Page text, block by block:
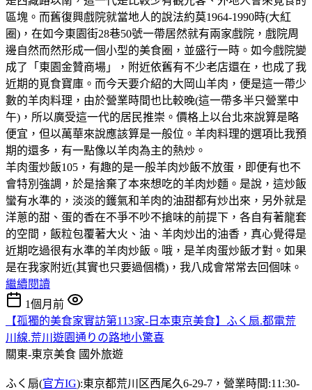
區塊。而舊復興戲院就當地人的說法約莫1964-1990時(大紅
圈)，在如今東園街28巷50號一帶居然就有兩家戲院，戲院周
邊自然而然形成一個小型的美食圈，並盛行一時。如今戲院變
成了「東園金贊商場」，附近依舊有不少老店還在，也成了我
近期的覓食寶庫。而今天要介紹的大岡山羊肉，便是這一帶少
數的羊肉料理，由於營業時間也比較晚(這一帶多半只營業中
午)，所以廣受這一代的居民推崇。價格上以台北來說算是略
便宜，但以萬華來說應該算是一般位。羊肉料理的選項比我預
期的還多，有一點像以羊肉為主的熱炒。
羊肉蛋炒飯105，有趣的是一般羊肉炒飯不放蛋，即便有也不
會特別強調，於是捨棄了本來想吃的羊肉炒麵。是說，這炒飯
蠻有水準的，淡淡的鑊氣和羊肉的油甜都有炒出來，另外就是
洋蔥的甜、蛋的香在不爭不吵不搶味的前提下，各自有著龍套
的空間，飯粒包覆著大火、油、羊肉炒出的油香，真心覺得是
近期吃過很有水準的羊肉炒飯。哦，是羊肉蛋炒飯才對。如果
是在我家附近(其實也只要過個橋)，我八成會常常去回個味。
繼續閱讀
1個月前
【孤獨的美食家實訪第113家-日本東京美食】ふく扇.都電荒
川線.荒川遊園通りの路地小驚喜
關東-東京美食 國外旅遊
ふく扇(官方IG):東京都荒川区西尾久6-29-7，營業時間:11:30-